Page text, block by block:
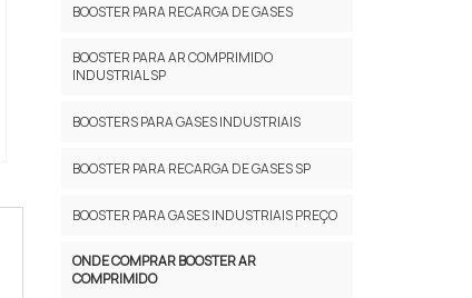
BOOSTER PARA RECARGA DE GASES
BOOSTER PARA AR COMPRIMIDO
INDUSTRIAL SP
BOOSTERS PARA GASES INDUSTRIAIS
BOOSTER PARA RECARGA DE GASES SP
BOOSTER PARA GASES INDUSTRIAIS PREÇO
ONDE COMPRAR BOOSTER AR
COMPRIMIDO